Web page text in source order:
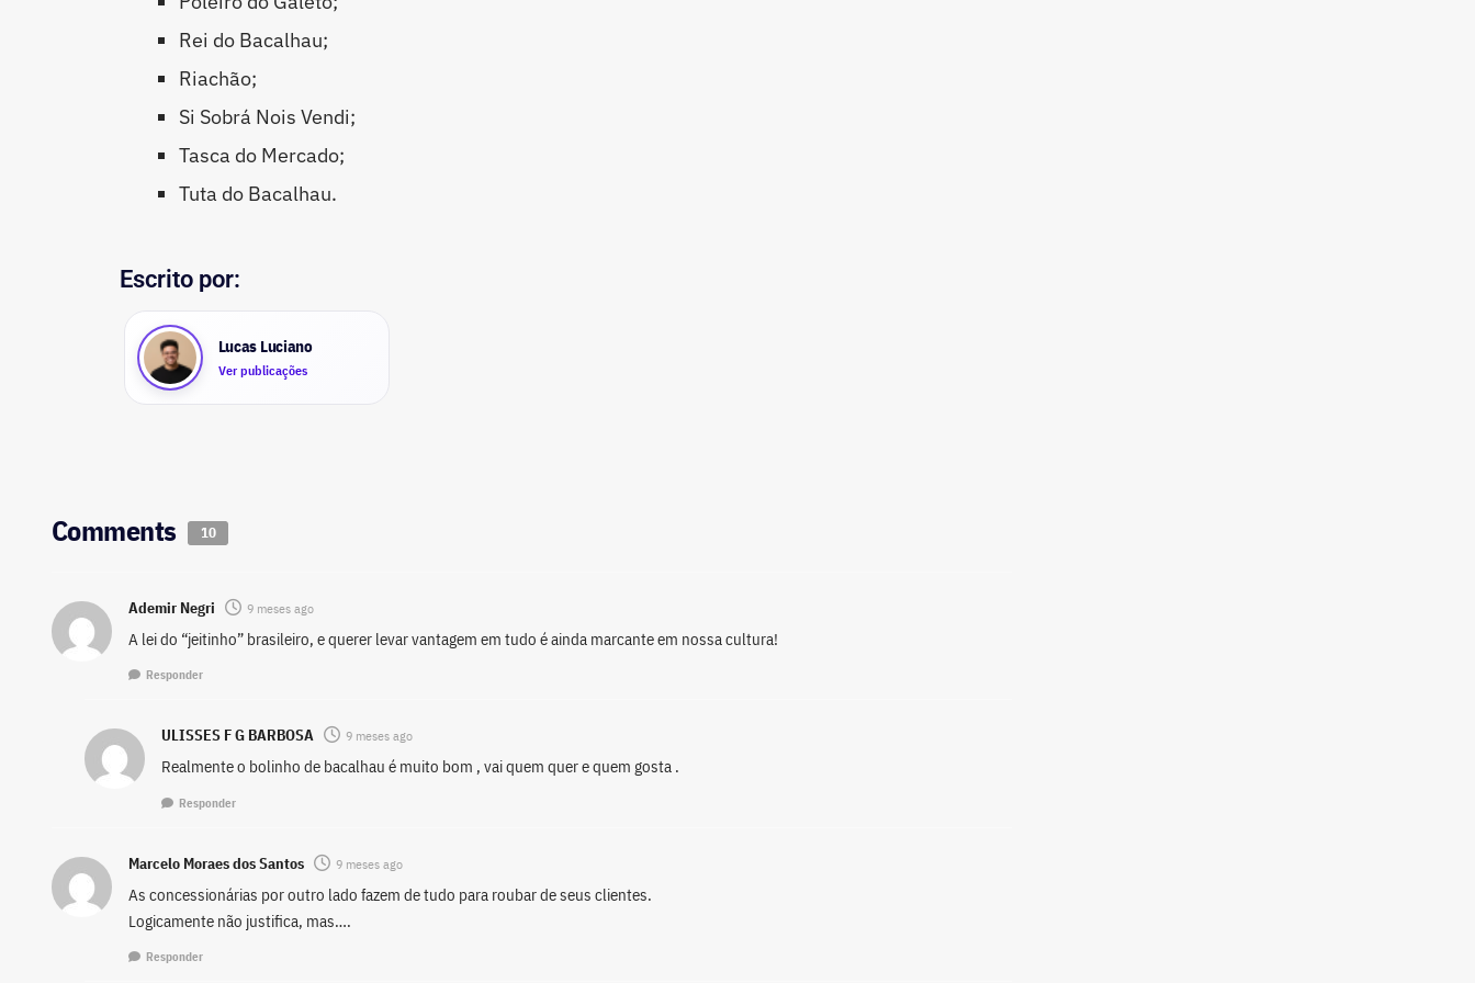
Rei do Bacalhau;
Riachão;
Si Sobrá Nois Vendi;
Tasca do Mercado;
Tuta do Bacalhau.
Escrito por:
Lucas Luciano
Ver publicações
Comments 10
Ademir Negri 9 meses ago
A lei do “jeitinho” brasileiro, e querer levar vantagem em tudo é ainda marcante em nossa cultura!
Responder
ULISSES F G BARBOSA 9 meses ago
Realmente o bolinho de bacalhau é muito bom , vai quem quer e quem gosta .
Responder
Marcelo Moraes dos Santos 9 meses ago
As concessionárias por outro lado fazem de tudo para roubar de seus clientes.
Logicamente não justifica, mas….
Responder